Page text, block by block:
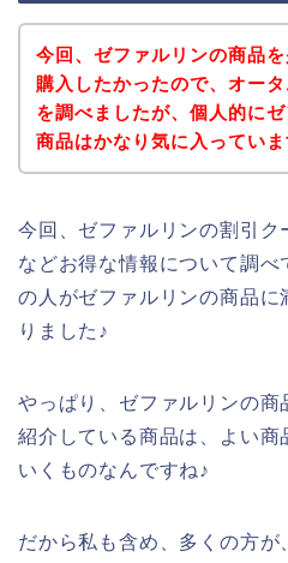
今回、ゼファルリンの商品を
購入したかったので、オー
を調べましたが、個人的に
商品はかなり気に入っていま
今回、ゼファルリンの割引ク
などお得な情報について調べ
の人がゼファルリンの商品に
りました♪
やっぱり、ゼファルリンの商
紹介している商品は、よい商
いくものなんですね♪
だから私も含め、多くの方が